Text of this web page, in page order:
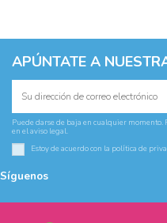
APÚNTATE A
Puede darse de baja en cualquier
en el aviso legal.
Estoy de acuerdo con la política de
Síguenos